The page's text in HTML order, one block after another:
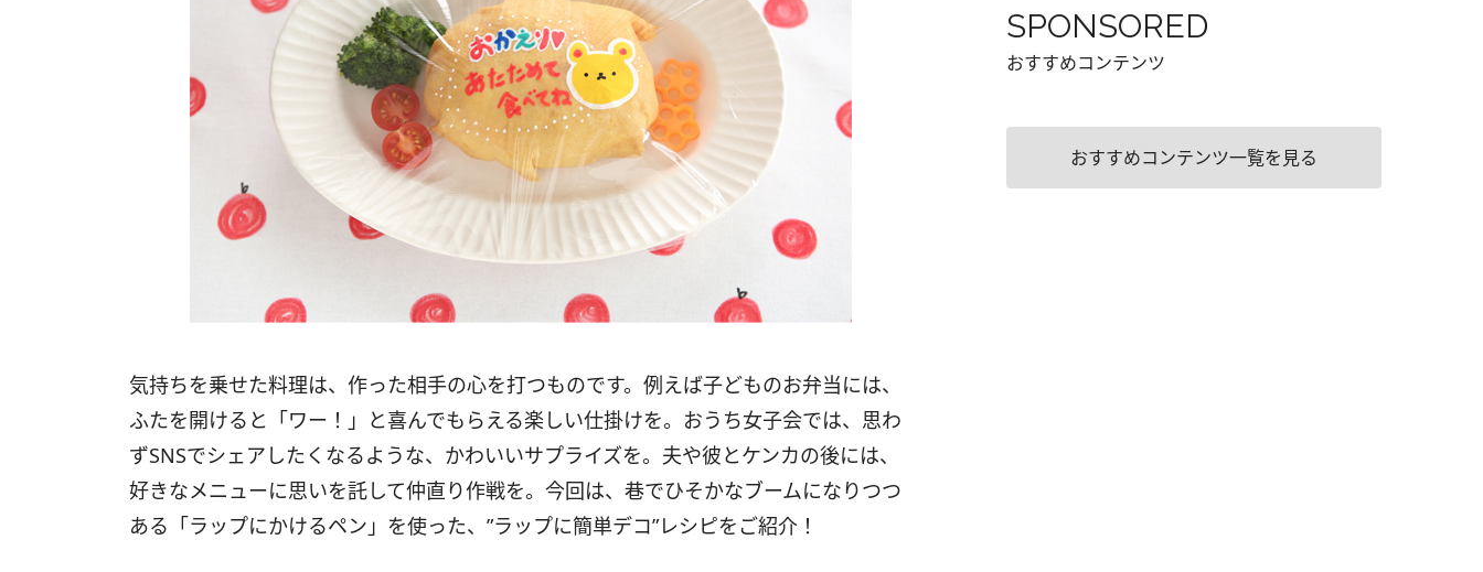
気持ちを乗せた料理は、作った相手の心を打つものです。例えば子どものお弁当には、
ふたを開けると「ワー！」と喜んでもらえる楽しい仕掛けを。おうち女子会では、思わ
ずSNSでシェアしたくなるような、かわいいサプライズを。夫や彼とケンカの後には、
好きなメニューに思いを託して仲直り作戦を。今回は、巷でひそかなブームになりつつ
ある「ラップにかけるペン」を使った、”ラップに簡単デコ”レシピをご紹介！
SPONSORED
おすすめコンテンツ
おすすめコンテンツ一覧を見る